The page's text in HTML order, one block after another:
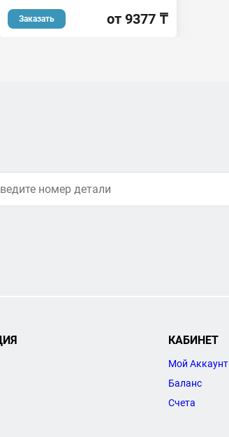
Заказать от 9377 ₸
КАБИНЕТ
Мой Аккаунт
Баланс
Счета